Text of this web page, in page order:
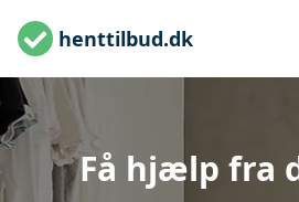
henttilbud.dk
Få hjælp fra